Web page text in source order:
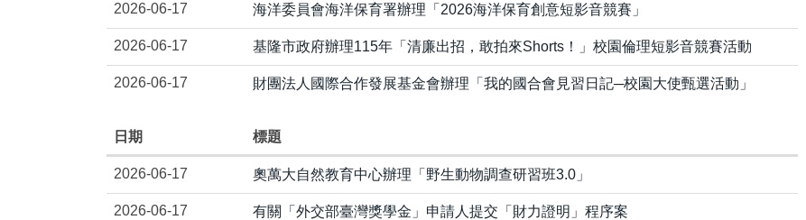
2026-06-17 海洋委員會海洋保育署辦理「2026海洋保育創意短影音競賽」
2026-06-17 基隆市政府辦理115年「清廉出招，敢拍來Shorts！」校園倫理短影音競賽活動
2026-06-17 財團法人國際合作發展基金會辦理「我的國合會見習日記─校園大使甄選活動」
日期 標題
2026-06-17 奧萬大自然教育中心辦理「野生動物調查研習班3.0」
2026-06-17 有關「外交部臺灣獎學金」申請人提交「財力證明」程序案